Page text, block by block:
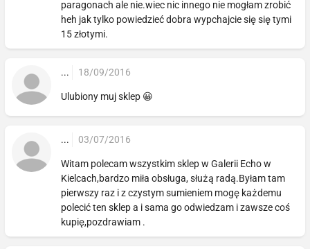
paragonach ale nie.wiec nic innego nie mogłam zrobić
heh jak tylko powiedzieć dobra wypchajcie się się tymi
15 złotymi.
... 18/09/2016
Ulubiony muj sklep 😀
... 03/07/2016
Witam polecam wszystkim sklep w Galerii Echo w
Kielcach,bardzo miła obsługa, służą radą.Byłam tam
pierwszy raz i z czystym sumieniem mogę każdemu
polecić ten sklep a i sama go odwiedzam i zawsze coś
kupię,pozdrawiam .